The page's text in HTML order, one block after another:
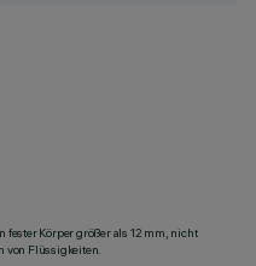
fester Körper größer als 12 mm, nicht
von Flüssigkeiten.